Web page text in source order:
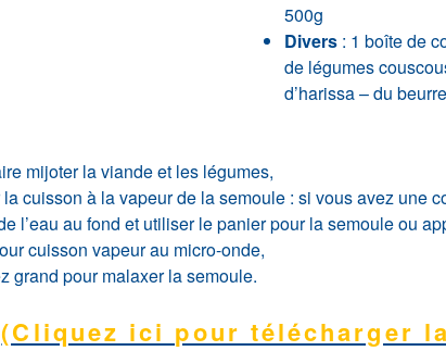
500g
Divers : 1 boîte de
de légumes
d’harissa – du beurre
mijoter la viande et les légumes,
cuisson à la vapeur de la semoule : si vous avez une
l’eau au fond et utiliser le panier pour la semoule ou
cuisson vapeur au micro-onde,
grand pour malaxer la semoule.
(Cliquez ici pour télécharger